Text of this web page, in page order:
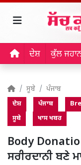
ਦੇਸ਼ ਕੁੱਲ
ਸੂਬੇ ਪੰਜਾਬ
ਦੇਸ਼ ਪੰਜਾਬ
ਸੂਬੇ
ਖਾਸ ਖਬਰ
Body
ਸਰੀਰਦਾਨੀ ਬਣੇ